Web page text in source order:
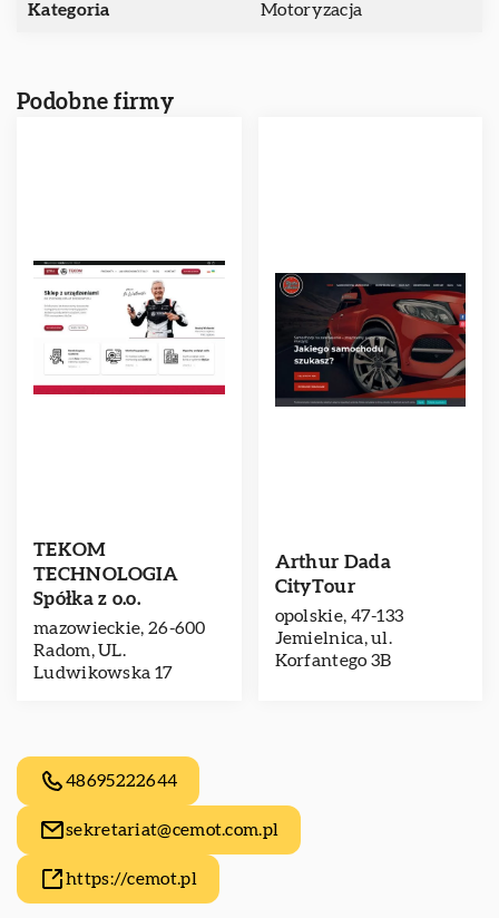
Kategoria Motoryzacja
Podobne firmy
TEKOM
TECHNOLOGIA
Spółka z o.o.
mazowieckie, 26-600
Radom, UL.
Ludwikowska 17
Arthur Dada
CityTour
opolskie, 47-133
Jemielnica, ul.
Korfantego 3B
48695222644
sekretariat@cemot.com.pl
https://cemot.pl